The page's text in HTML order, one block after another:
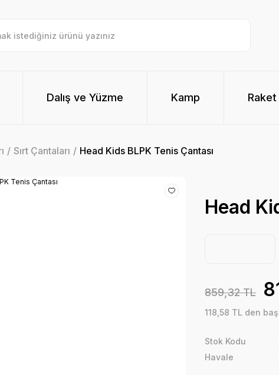
Dalış ve Yüzme Kamp Raket
Sırt Çantaları Head Kids BLPK Tenis Çantası
Head
859,32 TL
118,58 TL den
Stok Kodu
Havale